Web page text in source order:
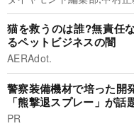
猫を救うのは誰?無責任
るペットビジネスの闇
AERAdot.
警察装備機材で培った開
「熊撃退スプレー」が話
PR